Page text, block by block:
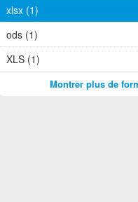
xlsx (1)
ods (1)
XLS (1)
Montrer plus de